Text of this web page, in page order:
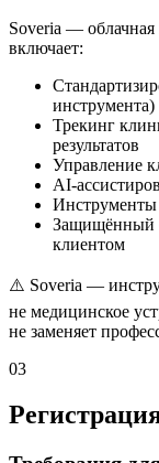
Soveria — облачная
включает:
инструмента)
Трекинг
результатов
Управление
AI-
Инструменты
Защищённый
клиентом
⚠️ Soveria —
не медицинское
не заменяет
03